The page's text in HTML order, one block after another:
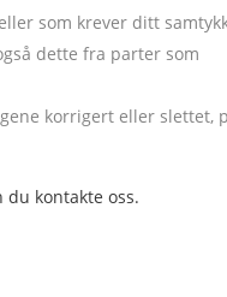
som krever ditt
dette fra parter som
korrigert eller slettet,
du kontakte oss.